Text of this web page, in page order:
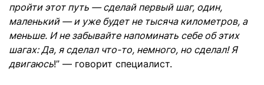
пройти этот путь — сделай первый шаг, один,
маленький — и уже будет не тысяча километров, а
меньше. И не забывайте напоминать себе об этих
шагах: Да, я сделал что-то, немного, но сделал! Я
двигаюсь!” — говорит специалист.